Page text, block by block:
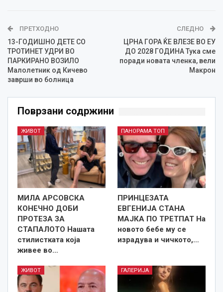
ПРЕТХОДНО
13-ГОДИШНО ДЕТЕ СО
ТРОТИНЕТ УДРИ ВО
ПАРКИРАНО ВОЗИЛО
Малолетник од Кичево
заврши во болница
СЛЕДНО
ЦРНА ГОРА ЌЕ ВЛЕЗЕ ВО ЕУ
ДО 2028 ГОДИНА Тука сме
поради новата членка, вели
Макрон
Поврзани содржини
ЖИВОТ
МИЛА АРСОВСКА
КОНЕЧНО ДОБИ
ПРОТЕЗА ЗА
СТАПАЛОТО Нашата
стилистката која
живее во…
ПАНОРАМА ТОП
ПРИНЦЕЗАТА
ЕВГЕНИЈА СТАНА
МАЈКА ПО ТРЕТПАТ На
новото бебе му се
израдува и чичкото,…
ЖИВОТ ГАЛЕРИЈА